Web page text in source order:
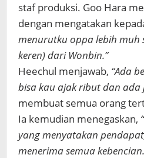
staf produksi. Goo Hara
dengan mengatakan
menurutku oppa lebih muh
keren) dari Wonbin.”
Heechul menjawab, “Ada
bisa kau ajak ribut dan ada
membuat semua orang
Ia kemudian menegaskan,
yang menyatakan
menerima semua